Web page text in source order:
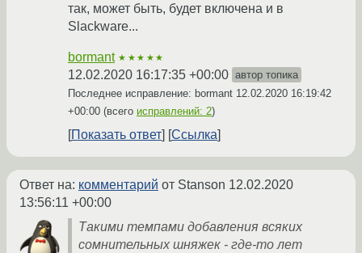
так, может быть, будет включена и в
Slackware...
bormant ★★★★★
12.02.2020 16:17:35 +00:00 автор топика
Последнее исправление: bormant 12.02.2020 16:19:42
+00:00 (всего исправлений: 2)
Показать ответ Ссылка
Ответ на: комментарий от Stanson 12.02.2020
13:56:11 +00:00
Такими темпами добавления всяких
сомнительных шняжек - где-то лет